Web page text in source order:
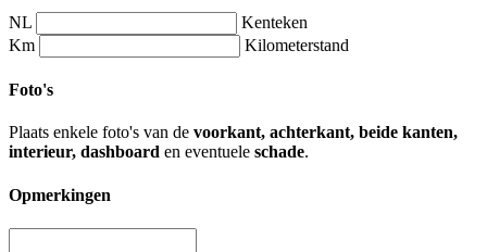
NL
Kenteken
Km
Kilometerstand
Foto's
Plaats enkele foto's van de voorkant, achterkant, beide kanten,
interieur, dashboard en eventuele schade.
Opmerkingen